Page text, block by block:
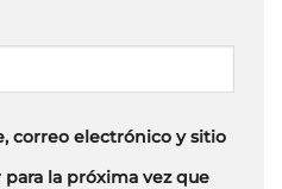
correo electrónico y sitio
la próxima vez que